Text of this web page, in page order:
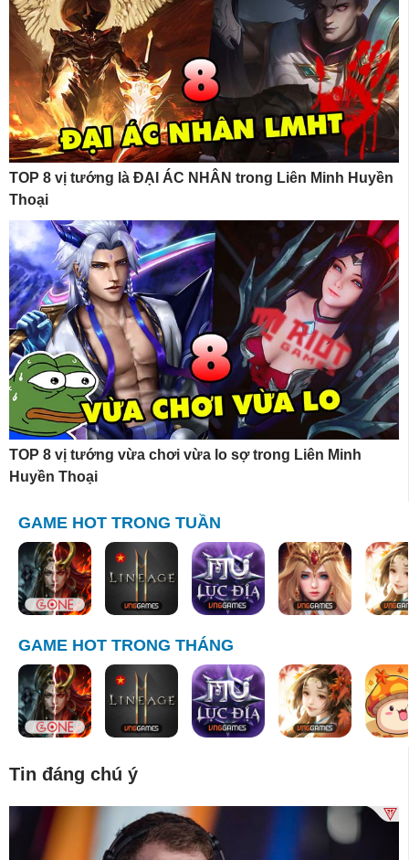
TOP 8 vị tướng là ĐẠI ÁC NHÂN trong Liên Minh Huyền
Thoại
TOP 8 vị tướng vừa chơi vừa lo sợ trong Liên Minh
Huyền Thoại
GAME HOT TRONG TUẦN
GAME HOT TRONG THÁNG
Tin đáng chú ý